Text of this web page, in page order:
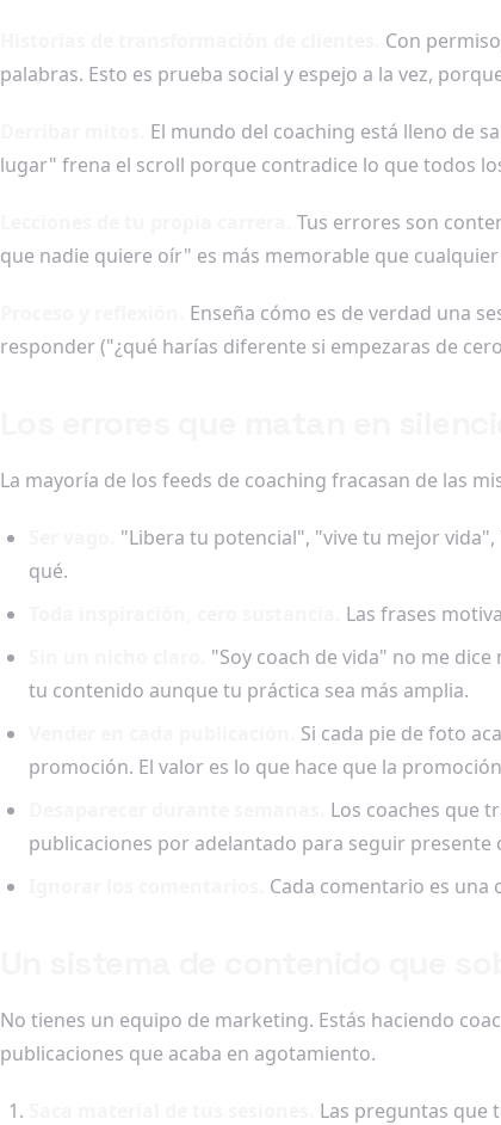
Con
palabras. Esto es prueba social y espejo a la vez,
El mundo del coaching está lleno de
lugar" frena el scroll porque contradice lo que todos
Tus errores son
que nadie quiere oír" es más memorable que
Enseña cómo es de verdad una
responder ("¿qué harías diferente si empezaras de
La mayoría de los feeds de coaching fracasan de las
"Libera tu potencial", "vive tu mejor
qué.
Las frases
"Soy coach de vida" no me
tu contenido aunque tu práctica sea más amplia.
Si cada pie de foto
promoción. El valor es lo que hace que la
Los coaches que
publicaciones por adelantado para seguir presente
Cada comentario es una
No tienes un equipo de marketing. Estás haciendo
publicaciones que acaba en agotamiento.
Las preguntas que